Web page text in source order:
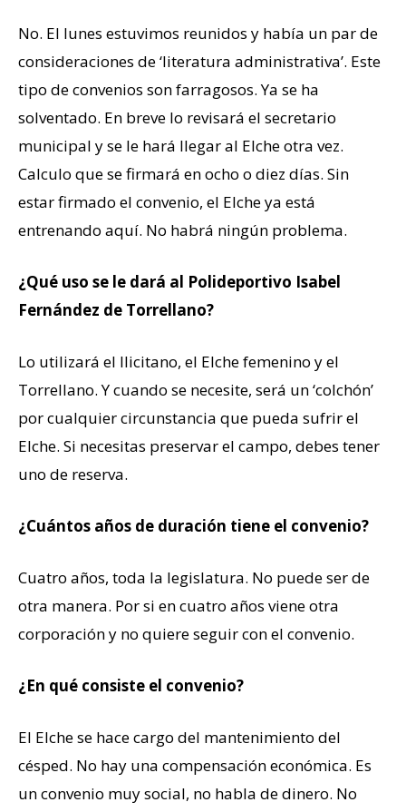
No. El lunes estuvimos reunidos y había un par de
consideraciones de ‘literatura administrativa’. Este
tipo de convenios son farragosos. Ya se ha
solventado. En breve lo revisará el secretario
municipal y se le hará llegar al Elche otra vez.
Calculo que se firmará en ocho o diez días. Sin
estar firmado el convenio, el Elche ya está
entrenando aquí. No habrá ningún problema.
¿Qué uso se le dará al Polideportivo Isabel
Fernández de Torrellano?
Lo utilizará el Ilicitano, el Elche femenino y el
Torrellano. Y cuando se necesite, será un ‘colchón’
por cualquier circunstancia que pueda sufrir el
Elche. Si necesitas preservar el campo, debes tener
uno de reserva.
¿Cuántos años de duración tiene el convenio?
Cuatro años, toda la legislatura. No puede ser de
otra manera. Por si en cuatro años viene otra
corporación y no quiere seguir con el convenio.
¿En qué consiste el convenio?
El Elche se hace cargo del mantenimiento del
césped. No hay una compensación económica. Es
un convenio muy social, no habla de dinero. No